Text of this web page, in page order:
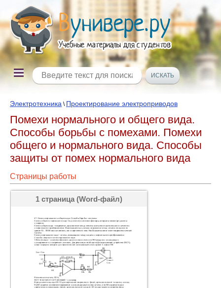
Электротехника \ Проектирование электроприводов
Помехи нормального и общего вида.
Способы борьбы с помехами. Помехи
общего и нормального вида. Способы
защиты от помех нормального вида
Страницы работы
1 страница (Word-файл)